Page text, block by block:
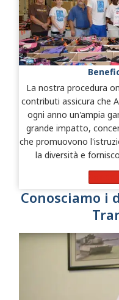
La nostra procedura
contributi assicura che
ogni anno un'ampia
grande impatto,
che promuovono
la diversità e
Conosciamo i